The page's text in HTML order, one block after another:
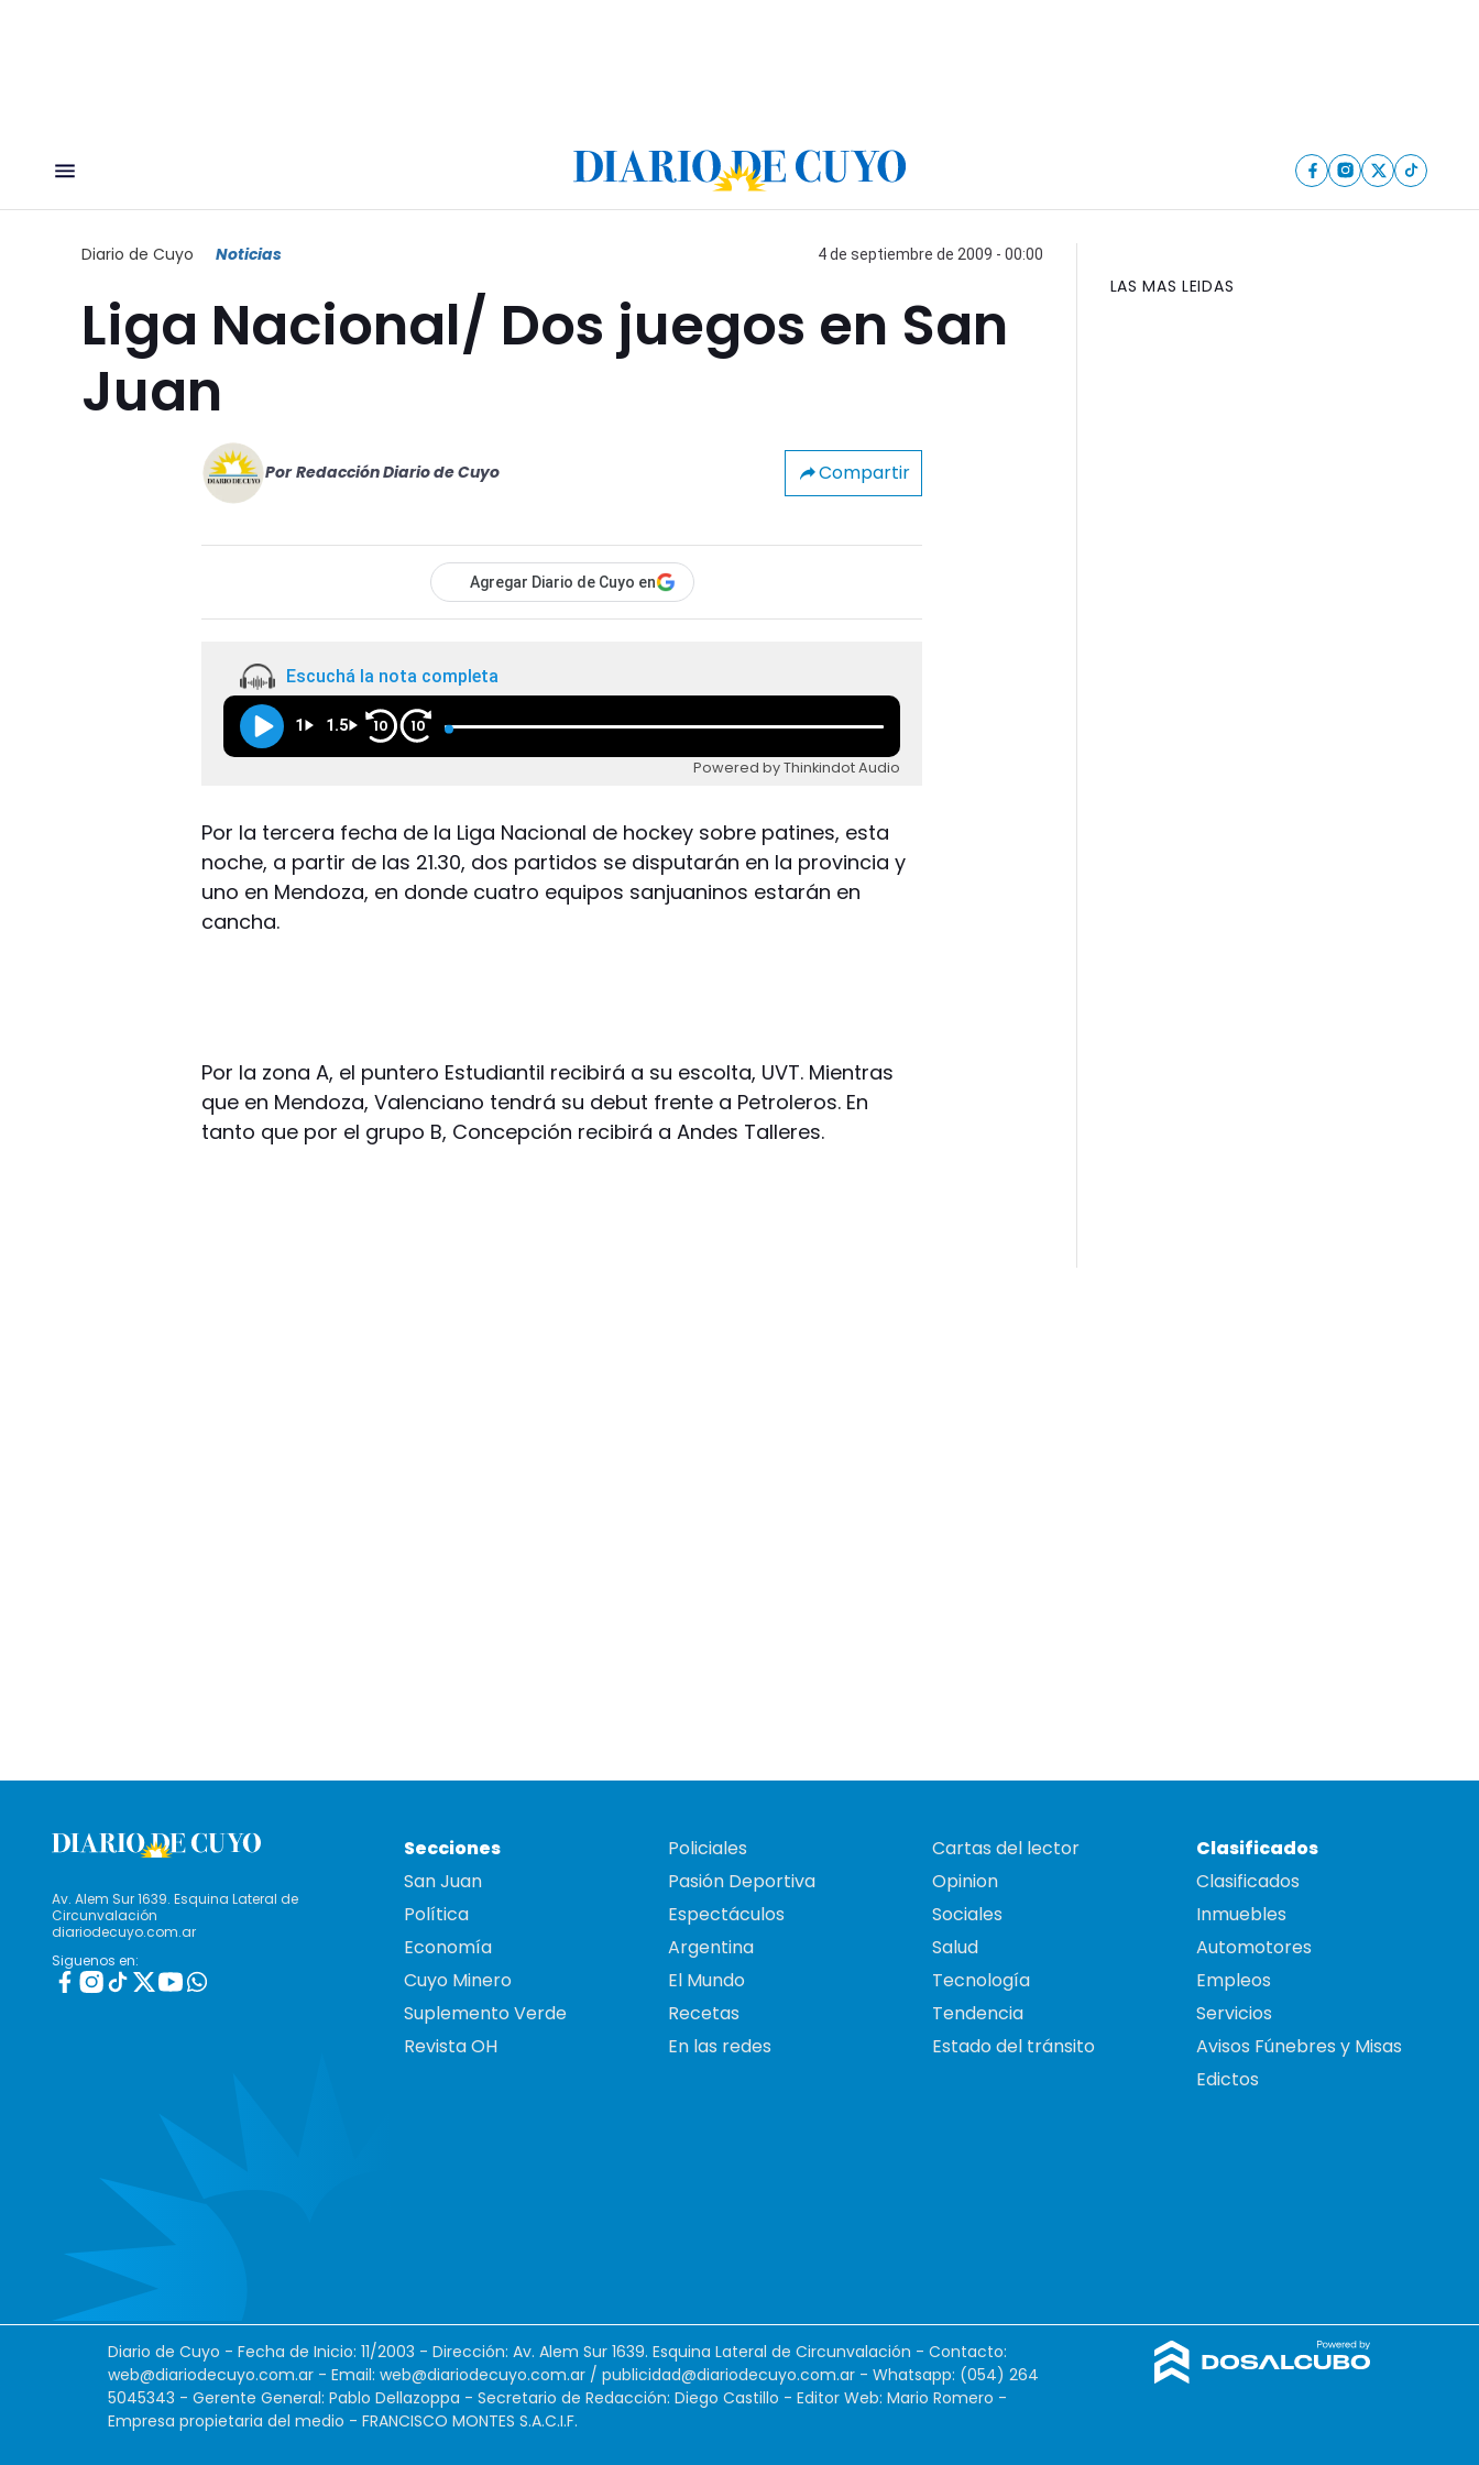
Diario de Cuyo Noticias 4 de septiembre de 2009 - 00:00
Liga Nacional/ Dos juegos en San
Juan
Por Redacción Diario de Cuyo Compartir
Agregar Diario de Cuyo en
Escuchá la nota completa
1 1.5 10 10
Powered by Thinkindot Audio
Por la tercera fecha de la Liga Nacional de hockey sobre patines, esta
noche, a partir de las 21.30, dos partidos se disputarán en la provincia y
uno en Mendoza, en donde cuatro equipos sanjuaninos estarán en
cancha.
Por la zona A, el puntero Estudiantil recibirá a su escolta, UVT. Mientras
que en Mendoza, Valenciano tendrá su debut frente a Petroleros. En
tanto que por el grupo B, Concepción recibirá a Andes Talleres.
LAS MAS LEIDAS
Av. Alem Sur 1639. Esquina Lateral de
Circunvalación
diariodecuyo.com.ar
Siguenos en:
Secciones
San Juan
Política
Economía
Cuyo Minero
Suplemento Verde
Revista OH
Policiales
Pasión Deportiva
Espectáculos
Argentina
El Mundo
Recetas
En las redes
Cartas del lector
Opinion
Sociales
Salud
Tecnología
Tendencia
Estado del tránsito
Clasificados
Clasificados
Inmuebles
Automotores
Empleos
Servicios
Avisos Fúnebres y Misas
Edictos
Diario de Cuyo - Fecha de Inicio: 11/2003 - Dirección: Av. Alem Sur 1639. Esquina Lateral de Circunvalación - Contacto:
web@diariodecuyo.com.ar - Email: web@diariodecuyo.com.ar / publicidad@diariodecuyo.com.ar - Whatsapp: (054) 264
5045343 - Gerente General: Pablo Dellazoppa - Secretario de Redacción: Diego Castillo - Editor Web: Mario Romero -
Empresa propietaria del medio - FRANCISCO MONTES S.A.C.I.F.